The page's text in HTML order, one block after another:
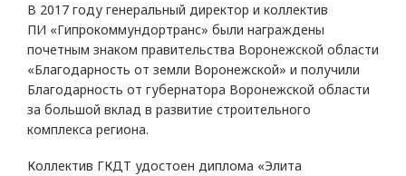
В 2017 году генеральный директор и коллектив
ПИ «Гипрокоммундортранс» были награждены
почетным знаком правительства Воронежской области
«Благодарность от земли Воронежской» и получили
Благодарность от губернатора Воронежской области
за большой вклад в развитие строительного
комплекса региона.
Коллектив ГКДТ удостоен диплома «Элита